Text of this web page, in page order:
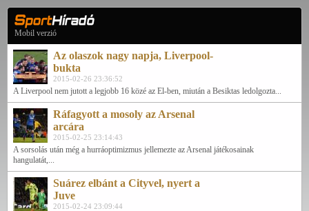
Mobil verzió
Az olaszok nagy napja, Liverpool-
bukta
2015-02-26 23:36:52
A Liverpool nem jutott a legjobb 16 közé az El-ben, miután a Besiktas ledolgozta...
Ráfagyott a mosoly az Arsenal
arcára
2015-02-25 23:14:43
A sorsolás után még a hurráoptimizmus jellemezte az Arsenal játékosainak
hangulatát,...
Suárez elbánt a Cityvel, nyert a
Juve
2015-02-24 23:09:44